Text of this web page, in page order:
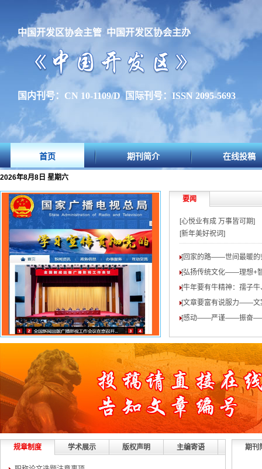
中国开发区协会主管 中国开发区协会主办
国内刊号：CN 10-1109/D 国际刊号：ISSN 2095-5693
首页 期刊简介 在线投稿
2026年8月8日 星期六
要闻
[心悦业有成 万事皆可期]
[新年美好祝词]
[回家的路——世间最暖的
[弘扬传统文化——理想+
[牛年要有牛精神：孺子
[文章要富有说服力——文
[感动——严谨——振奋
规章制度 学术展示 版权声明 主编寄语 期刊